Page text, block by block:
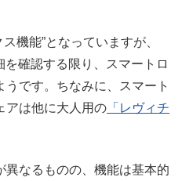
機能”となっていますが、
確認する限り、スマートロ
です。ちなみに、スマート
アは他に大人用の 「レヴィチ
異なるものの、機能は基本的